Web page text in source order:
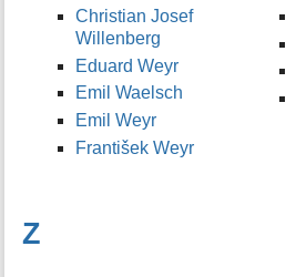
Christian Josef
Willenberg
Eduard Weyr
Emil Waelsch
Emil Weyr
František Weyr
Z